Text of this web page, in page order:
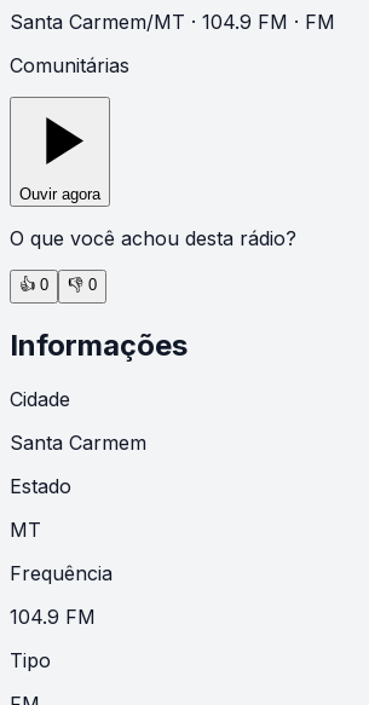
Santa Carmem/MT · 104.9 FM · FM
Comunitárias
Ouvir agora
O que você achou desta rádio?
👍 0 👎 0
Informações
Cidade
Santa Carmem
Estado
MT
Frequência
104.9 FM
Tipo